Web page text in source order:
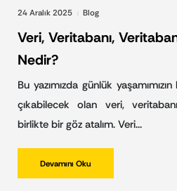
24 Aralık 2025 Blog
Veri, Veritabanı,
Nedir?
Bu yazımızda günlük
çıkabilecek olan veri,
birlikte bir göz atalım. Veri…
Devamını Oku